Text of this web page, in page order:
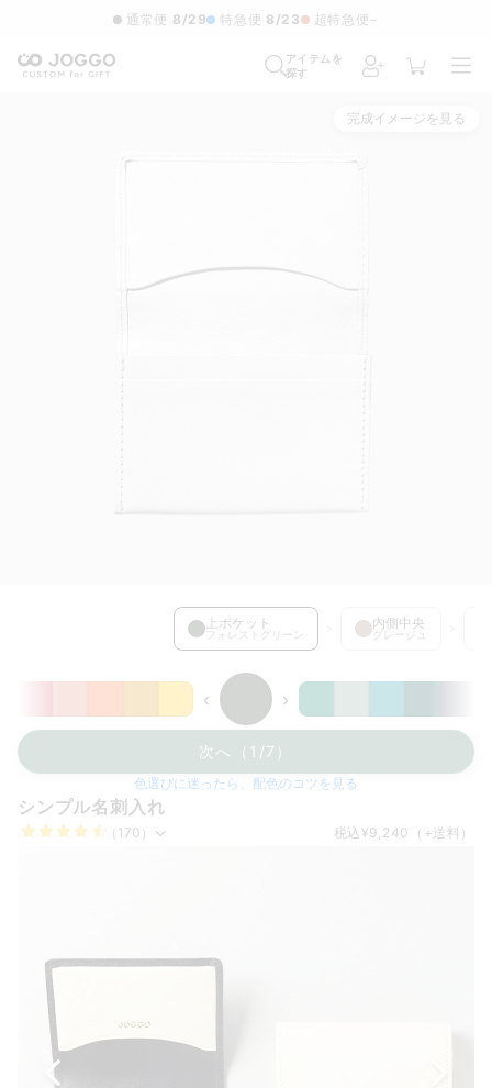
通常便 8/29 特急便 8/23 超特急便−
アイテムを
探す
完成イメージを見る
上ポケット を選択中 上ポケット
フォレストグリーン
内側中央
グレージュ
‹ ›
シンプル名刺入れ
（170） 税込 ¥9,240 （+送料）
次へ（1/7）
色選びに迷ったら、配色のコツを見る